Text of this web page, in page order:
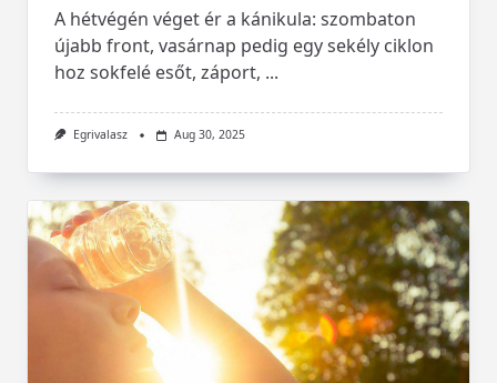
A hétvégén véget ér a kánikula: szombaton
újabb front, vasárnap pedig egy sekély ciklon
hoz sokfelé esőt, záport, ...
Egrivalasz Aug 30, 2025